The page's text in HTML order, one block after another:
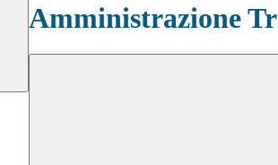
Amministrazione